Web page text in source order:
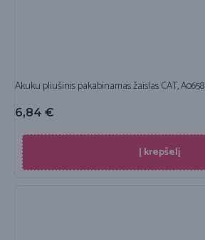
Akuku pliušinis pakabinamas žaislas CAT, A0658
6,84 €
Į krepšelį